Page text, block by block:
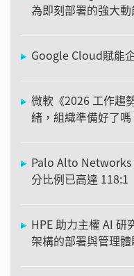
為即刻部署的強大動
Google Cloud賦能
微軟《2026 工作趨
緒，組織準備好了嗎
Palo Alto Networks
分比例已高達 118:1
HPE 助力主權 AI
架構的部署與管理